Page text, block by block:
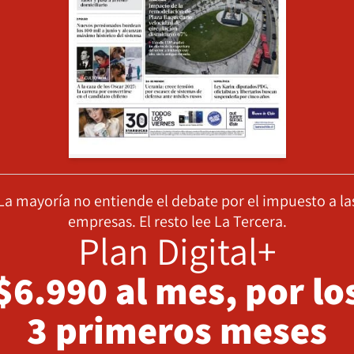
mayoría no entiende el debate por el impuesto a
empresas. El resto lee La Tercera.
Plan Digital+
al mes, por
3 primeros meses